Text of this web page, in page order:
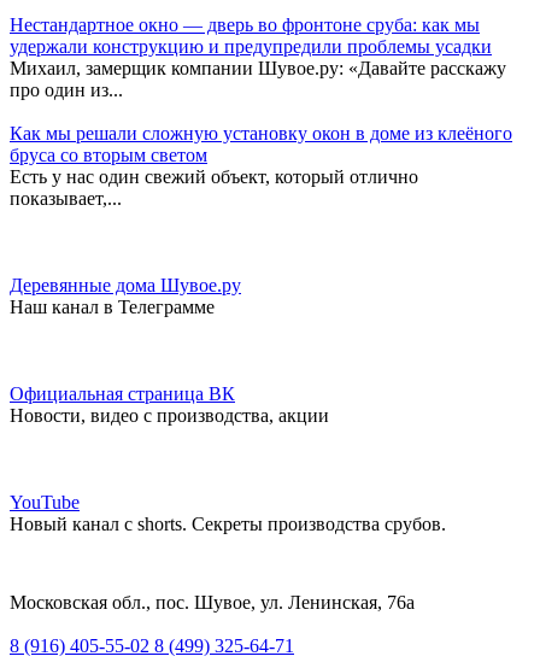
Нестандартное окно — дверь во фронтоне сруба: как мы
удержали конструкцию и предупредили проблемы усадки
Михаил, замерщик компании Шувое.ру: «Давайте расскажу
про один из...
Как мы решали сложную установку окон в доме из клеёного
бруса со вторым светом
Есть у нас один свежий объект, который отлично
показывает,...
Деревянные дома Шувое.ру
Наш канал в Телеграмме
Официальная страница ВК
Новости, видео с производства, акции
YouTube
Новый канал с shorts. Секреты производства срубов.
Московская обл., пос. Шувое, ул. Ленинская, 76а
8 (916) 405-55-02 8 (499) 325-64-71